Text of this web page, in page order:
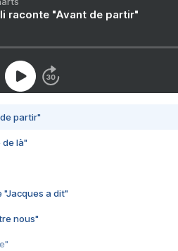
raconte "Avant de partir"
partir"
de là"
"Jacques a dit"
nous"